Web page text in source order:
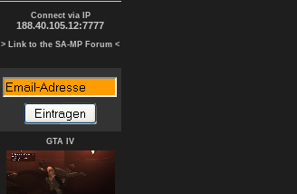
Connect via IP
188.40.105.12:7777
> Link to the SA-MP Forum <
GTA IV